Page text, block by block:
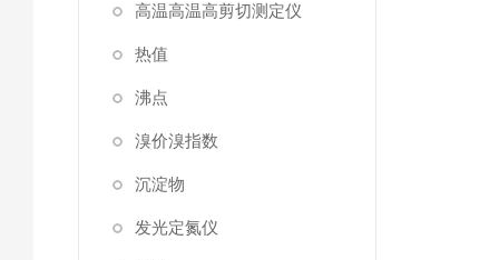
高温高温高剪切测定仪
热值
沸点
溴价溴指数
沉淀物
发光定氮仪